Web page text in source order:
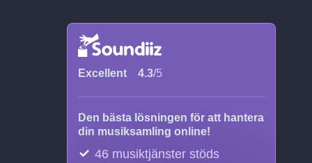
Excellent 4.3/5
Den bästa lösningen för att hantera
din musiksamling online!
46 musiktjänster stöds